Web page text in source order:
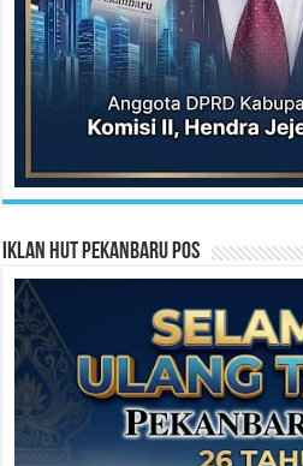
Iklan HUT Pekanbaru Pos